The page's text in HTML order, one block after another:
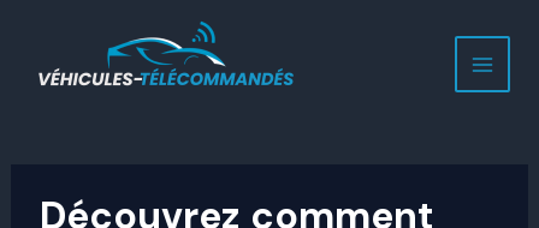
contenu
Découvrez comment